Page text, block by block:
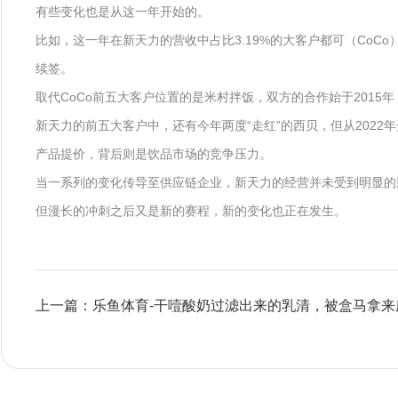
有些变化也是从这一年开始的。
比如，这一年在新天力的营收中占比3.19%的大客户都可（
续签。
取代CoCo前五大客户位置的是米村拌饭，双方的合作始于2015
新天力的前五大客户中，还有今年两度“走红”的西贝，但从
产品提价，背后则是饮品市场的竞争压力。
当一系列的变化传导至供应链企业，新天力的经营并未受到明显
但漫长的冲刺之后又是新的赛程，新的变化也正在发生。
上一篇：乐鱼体育-干噎酸奶过滤出来的乳清，被盒马拿